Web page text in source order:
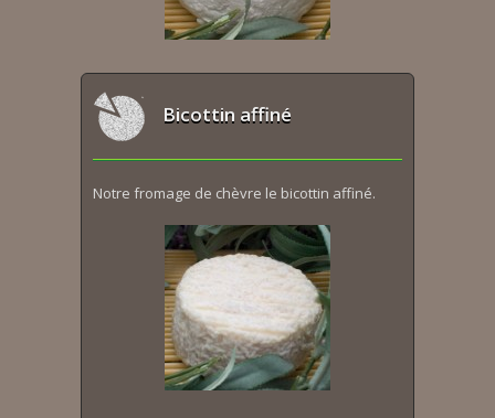
Bicottin affiné
Notre fromage de chèvre le bicottin affiné.